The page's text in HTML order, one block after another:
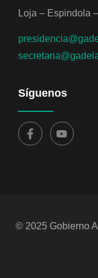
Loja – Espindola
Síguenos
© 2025 Gobierno